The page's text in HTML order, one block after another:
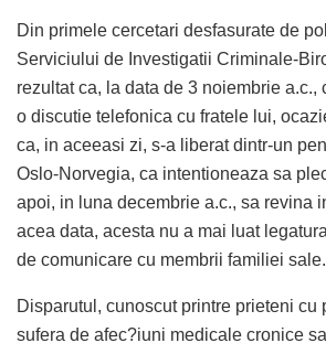
Din primele cercetari desfasurate de
Serviciului de Investigatii Criminale-
rezultat ca, la data de 3 noiembrie a.c.,
o discutie telefonica cu fratele lui,
ca, in aceeasi zi, s-a liberat dintr-un
Oslo-Norvegia, ca intentioneaza sa
apoi, in luna decembrie a.c., sa revina
acea data, acesta nu a mai luat
de comunicare cu membrii familiei sale.
Disparutul, cunoscut printre prieteni cu
sufera de afec?iuni medicale cronice